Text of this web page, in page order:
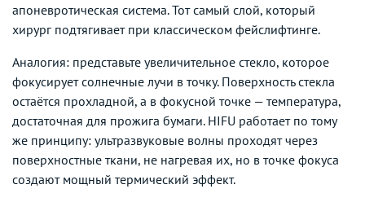
апоневротическая система. Тот самый слой, который
хирург подтягивает при классическом фейслифтинге.
Аналогия: представьте увеличительное стекло, которое
фокусирует солнечные лучи в точку. Поверхность стекла
остаётся прохладной, а в фокусной точке — температура,
достаточная для прожига бумаги. HIFU работает по тому
же принципу: ультразвуковые волны проходят через
поверхностные ткани, не нагревая их, но в точке фокуса
создают мощный термический эффект.